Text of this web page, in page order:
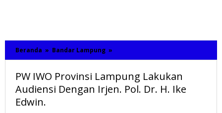
Beranda » Bandar Lampung »
IWO
Lampung
Lakukan
Audiensi
PW IWO Provinsi Lampung Lakukan
Audiensi Dengan Irjen. Pol. Dr. H. Ike
Edwin.